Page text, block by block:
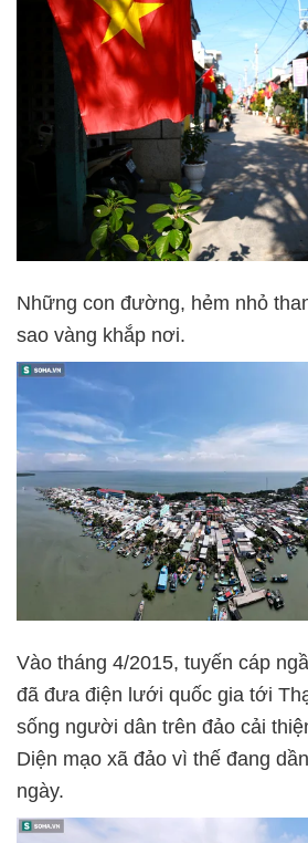
Những con đường, hẻm nhỏ
sao vàng khắp nơi.
Vào tháng 4/2015, tuyến cáp
đã đưa điện lưới quốc gia tới
sống người dân trên đảo cải
Diện mạo xã đảo vì thế đang
ngày.